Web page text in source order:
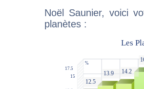
Noël Saunier, voici
planètes :